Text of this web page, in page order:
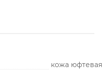
кожа юфтевая